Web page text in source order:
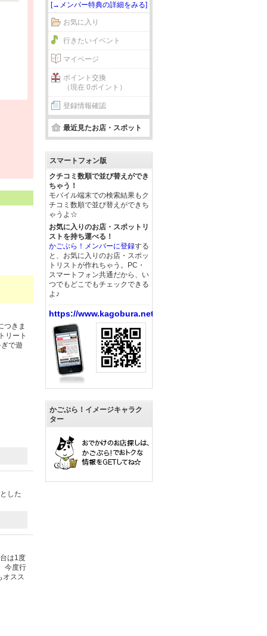
つきま
リート
で遊
した
は1度
今度行
オスス
[→メンバー特典の詳細をみる]
お気に入り
行きたいイベント
マイページ
ポイント交換
（現在 0ポイント）
登録情報確認
最近見たお店・スポット
スマートフォン版
クチコミ数順で並び替えができ
ちゃう！
モバイル端末での検索結果もク
チコミ数順で並び替えができち
ゃうよ☆
お気に入りのお店・スポットリ
ストを持ち運べる！
かごぶら！メンバーに登録する
と、お気に入りのお店・スポッ
トリストが作れちゃう。PC・
スマートフォン共通だから、い
つでもどこでもチェックできる
よ♪
https://www.kagobura.net/
かごぶら！イメージキャラク
ター